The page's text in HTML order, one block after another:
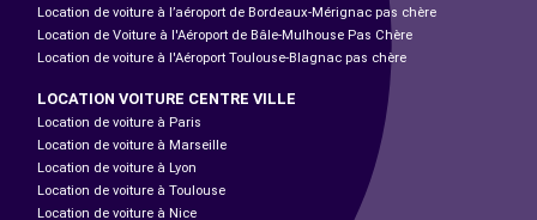
Location de voiture à l’aéroport de Bordeaux-Mérignac pas chère
Location de Voiture à l'Aéroport de Bâle-Mulhouse Pas Chère
Location de voiture à l'Aéroport Toulouse-Blagnac pas chère
LOCATION VOITURE CENTRE VILLE
Location de voiture à Paris
Location de voiture à Marseille
Location de voiture à Lyon
Location de voiture à Toulouse
Location de voiture à Nice